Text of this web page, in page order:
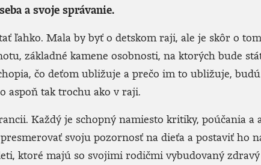
a svoje správanie.
ľahko. Mala by byť o detskom raji, ale je skôr o
základné kamene osobnosti, na ktorých bude
čo deťom ubližuje a prečo im to ubližuje,
aspoň tak trochu ako v raji.
Každý je schopný namiesto kritiky, poúčania a
svoju pozornosť na dieťa a postaviť ho
ktoré majú so svojimi rodičmi vybudovaný